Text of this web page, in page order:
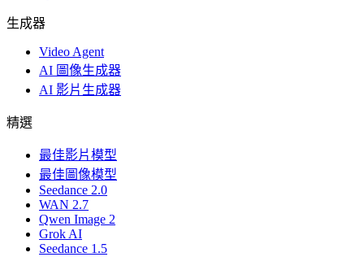
生成器
Video Agent
AI 圖像生成器
AI 影片生成器
精選
最佳影片模型
最佳圖像模型
Seedance 2.0
WAN 2.7
Qwen Image 2
Grok AI
Seedance 1.5